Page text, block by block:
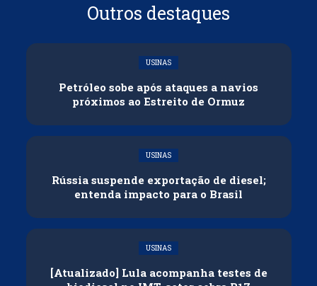
Outros destaques
USINAS
Petróleo sobe após ataques a navios
próximos ao Estreito de Ormuz
USINAS
Rússia suspende exportação de diesel;
entenda impacto para o Brasil
USINAS
[Atualizado] Lula acompanha testes de